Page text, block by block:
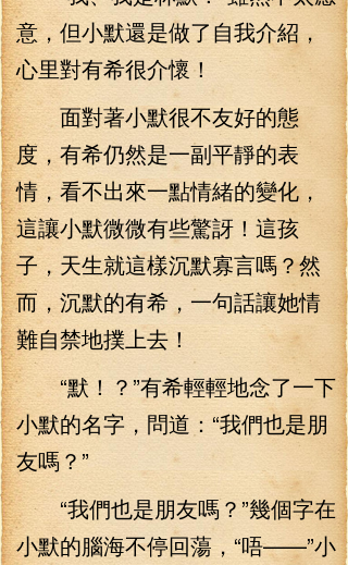
意，但小默還是做了自我介紹，
心里對有希很介懷！
面對著小默很不友好的態
度，有希仍然是一副平靜的表
情，看不出來一點情緒的變化，
這讓小默微微有些驚訝！這孩
子，天生就這樣沉默寡言嗎？然
而，沉默的有希，一句話讓她情
難自禁地撲上去！
“默！？”有希輕輕地念了一下
小默的名字，問道：“我們也是朋
友嗎？”
“我們也是朋友嗎？”幾個字在
小默的腦海不停回蕩，“唔——”小